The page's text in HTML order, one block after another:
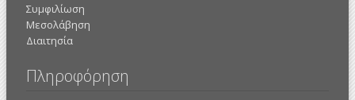
Συμφιλίωση
Μεσολάβηση
Διαιτησία
Πληροφόρηση